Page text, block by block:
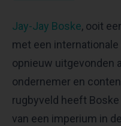
Jay-Jay Boske, ooit
met een
opnieuw uitgevonden
ondernemer en
rugbyveld heeft
van een imperium in